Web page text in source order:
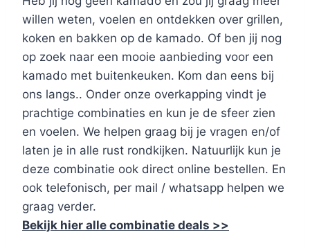
willen weten, voelen en ontdekken over grillen,
koken en bakken op de kamado. Of ben jij nog
op zoek naar een mooie aanbieding voor een
kamado met buitenkeuken. Kom dan eens bij
ons langs.. Onder onze overkapping vindt je
prachtige combinaties en kun je de sfeer zien
en voelen. We helpen graag bij je vragen en/of
laten je in alle rust rondkijken. Natuurlijk kun je
deze combinatie ook direct online bestellen. En
ook telefonisch, per mail / whatsapp helpen we
graag verder.
Bekijk hier alle combinatie deals >>